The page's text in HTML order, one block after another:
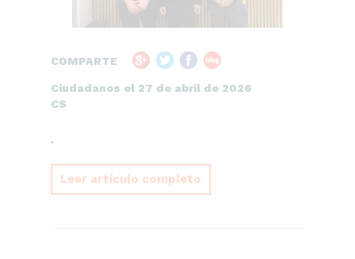
COMPARTE
Ciudadanos el 27 de abril de 2026
CS
.
Leer artículo completo